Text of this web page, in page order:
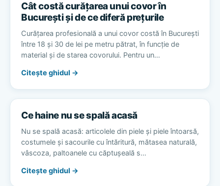
Cât costă curățarea unui covor în
București și de ce diferă prețurile
Curățarea profesională a unui covor costă în București
între 18 și 30 de lei pe metru pătrat, în funcție de
material și de starea covorului. Pentru un…
Citește ghidul →
Ce haine nu se spală acasă
Nu se spală acasă: articolele din piele și piele întoarsă,
costumele și sacourile cu întăritură, mătasea naturală,
vâscoza, paltoanele cu căptușeală s…
Citește ghidul →